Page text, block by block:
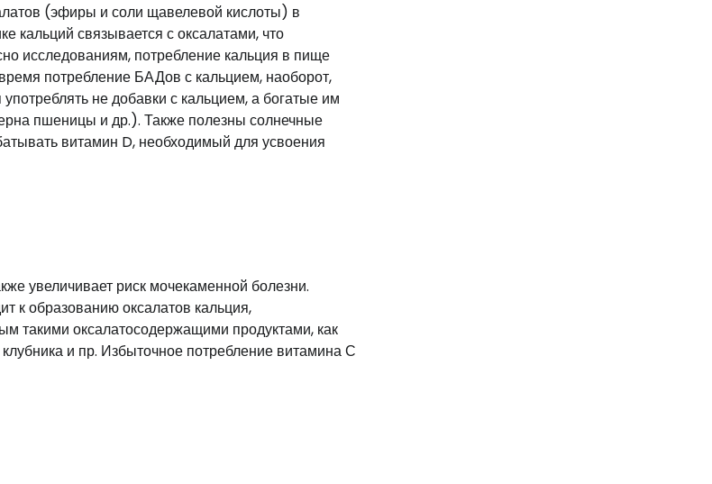
(эфиры и соли щавелевой кислоты) в
кальций связывается с оксалатами, что
исследованиям, потребление кальция в пище
потребление БАДов с кальцием, наоборот,
не добавки с кальцием, а богатые им
пшеницы и др.). Также полезны солнечные
витамин D, необходимый для усвоения
увеличивает риск мочекаменной болезни.
к образованию оксалатов кальция,
такими оксалатосодержащими продуктами, как
и пр. Избыточное потребление витамина С